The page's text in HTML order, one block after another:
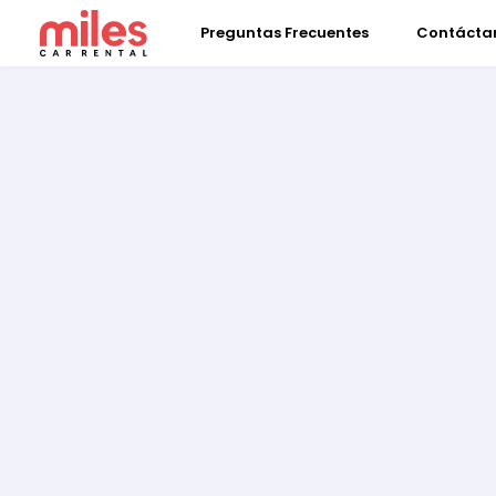
Preguntas Frecuentes